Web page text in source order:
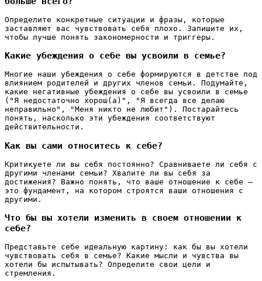
Определите конкретные ситуации и фразы, которые
заставляют вас чувствовать себя плохо. Запишите их,
чтобы лучше понять закономерности и триггеры.
Какие убеждения о себе вы усвоили в семье?
Многие наши убеждения о себе формируются в детстве под
влиянием родителей и других членов семьи. Подумайте,
какие негативные убеждения о себе вы усвоили в семье
("Я недостаточно хорош(а)", "Я всегда все делаю
неправильно", "Меня никто не любит"). Постарайтесь
понять, насколько эти убеждения соответствуют
действительности.
Как вы сами относитесь к себе?
Критикуете ли вы себя постоянно? Сравниваете ли себя с
другими членами семьи? Хвалите ли вы себя за
достижения? Важно понять, что ваше отношение к себе –
это фундамент, на котором строятся ваши отношения с
другими.
Что бы вы хотели изменить в своем отношении к
себе?
Представьте себе идеальную картину: как бы вы хотели
чувствовать себя в семье? Какие мысли и чувства вы
хотели бы испытывать? Определите свои цели и
стремления.